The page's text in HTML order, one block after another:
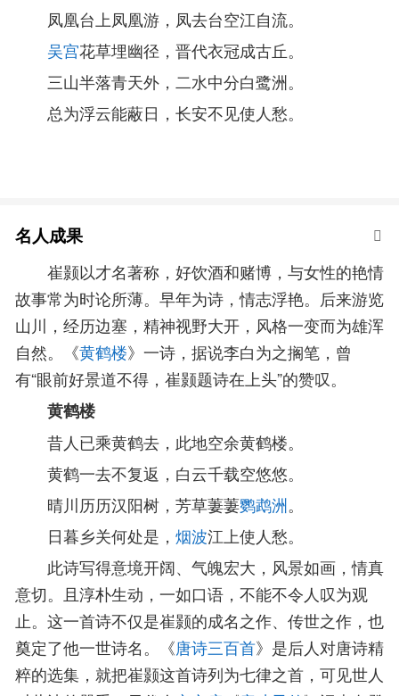
凤凰台上凤凰游，凤去台空江自流。
吴宫花草埋幽径，晋代衣冠成古丘。
三山半落青天外，二水中分白鹭洲。
总为浮云能蔽日，长安不见使人愁。
名人成果
崔颢以才名著称，好饮酒和赌博，与女性的艳情
故事常为时论所薄。早年为诗，情志浮艳。后来游览
山川，经历边塞，精神视野大开，风格一变而为雄浑
自然。《黄鹤楼》一诗，据说李白为之搁笔，曾
有“眼前好景道不得，崔颢题诗在上头”的赞叹。
黄鹤楼
昔人已乘黄鹤去，此地空余黄鹤楼。
黄鹤一去不复返，白云千载空悠悠。
晴川历历汉阳树，芳草萋萋鹦鹉洲。
日暮乡关何处是， 烟波江上使人愁。
此诗写得意境开阔、气魄宏大，风景如画，情真
意切。且淳朴生动，一如口语，不能不令人叹为观
止。这一首诗不仅是崔颢的成名之作、传世之作，也
奠定了他一世诗名。《唐诗三百首》是后人对唐诗精
粹的选集，就把崔颢这首诗列为七律之首，可见世人